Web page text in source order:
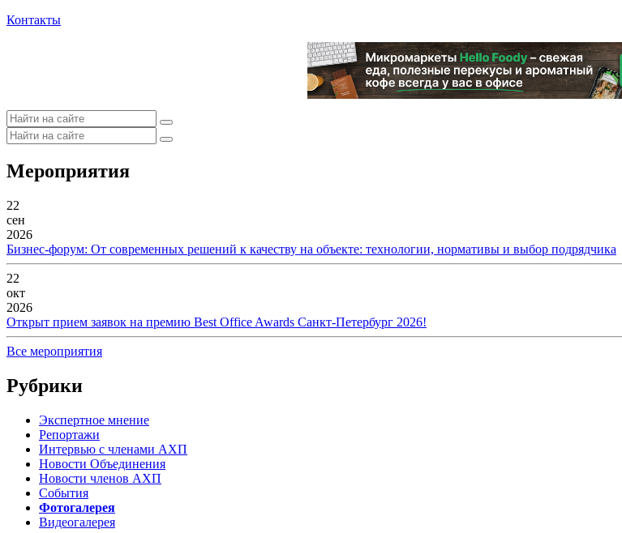
Контакты
Мероприятия
22
сен
2026
Бизнес-форум: От современных решений к качеству на объекте: технологии, нормативы и выбор подрядчика
22
окт
2026
Открыт прием заявок на премию Best Office Awards Санкт-Петербург 2026!
Все мероприятия
Рубрики
Экспертное мнение
Репортажи
Интервью с членами АХП
Новости Объединения
Новости членов АХП
События
Фотогалерея
Видеогалерея